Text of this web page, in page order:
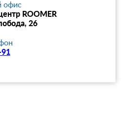
офис
ROOMER
26
91